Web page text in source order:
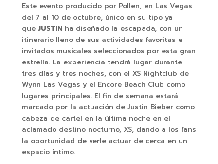
Este evento producido por Pollen, en Las Vegas
del 7 al 10 de octubre, único en su tipo ya
que JUSTINha diseñado la escapada, con un
itinerario lleno de sus actividades favoritas e
invitados musicales seleccionados por esta gran
estrella. La experiencia tendrá lugar durante
tres días y tres noches, con el XS Nightclub de
Wynn Las Vegas y el Encore Beach Club como
lugares principales. El fin de semana estará
marcado por la actuación de Justin Bieber como
cabeza de cartel en la última noche en el
aclamado destino nocturno, XS, dando a los fans
la oportunidad de verle actuar de cerca en un
espacio íntimo.